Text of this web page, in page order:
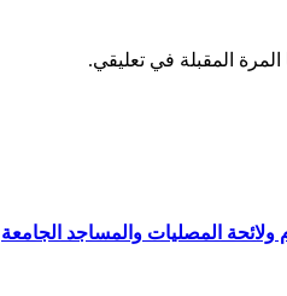
المقبلة في تعليقي.